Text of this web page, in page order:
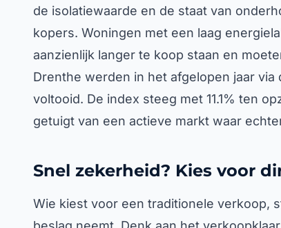
de isolatiewaarde en de staat van
kopers. Woningen met een laag
aanzienlijk langer te koop staan en
Drenthe werden in het afgelopen jaar
voltooid. De index steeg met 11.1% ten
getuigt van een actieve markt waar
Snel zekerheid? Kies voor
Wie kiest voor een traditionele verkoop,